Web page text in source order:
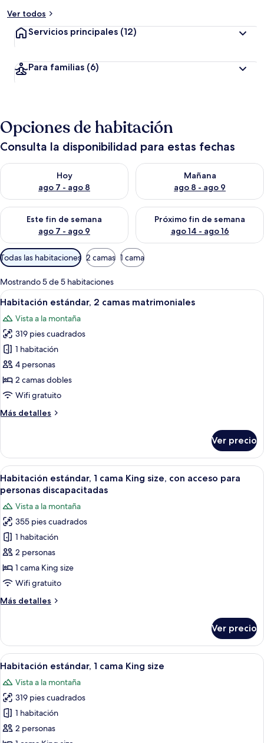
t
a
v
i
a
o
Ver todos
Servicios principales (12)
Para familias (6)
Opciones de habitación
Consulta la disponibilidad para estas fechas
Hoy
ago 7 - ago 8
Consulta la disponibilidad para hoy ago 7 - ago 8
Mañana
ago 8 - ago 9
Consulta la disponibilidad
Este fin de semana
ago 7 - ago 9
Consulta la disponibilidad para este fin de semana ago 7 -
Próximo fin de semana
ago 14 - ago 16
Consulta la disponibilidad
Filtros
disponibles
para
las
habitaciones
Todas las habitaciones 2 camas 1 cama
Mostrando 5 de 5 habitaciones
Abrir
todas
las
fotos
de
Habitación
estándar,
2
matrimoniales
Habitación de hotel con dos camas,
6
Habitación estándar, 2 camas matrimoniales
Vista a la montaña
319 pies cuadrados
1 habitación
4 personas
2 camas dobles
Wifi gratuito
Más detalles
Más
estándar,
camas
matrimoniales
Ver precio
Abrir
todas
las
fotos
de
Habitación
estándar,
1
cama
size,
para
personas
discapacitadas
Habitación de hotel con una cama
7
Habitación estándar, 1 cama King size, con acceso para
personas discapacitadas
Vista a la montaña
355 pies cuadrados
1 habitación
2 personas
1 cama King size
Wifi gratuito
Más detalles
Más
estándar,
cama
size,
con
acceso
para
personas
discapacitadas
Ver precio
Abrir
todas
las
fotos
de
Habitación
Habitación de hotel con una cama
9
Habitación estándar, 1 cama King size
Vista a la montaña
319 pies cuadrados
1 habitación
2 personas